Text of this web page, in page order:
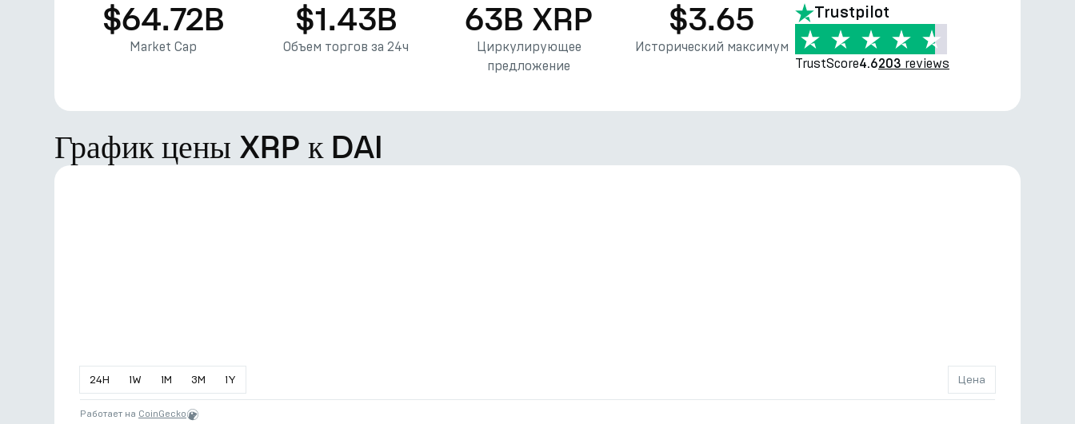
$64.72B
Market Cap
$1.43B
Объем торгов за 24ч
63B XRP
Циркулирующее
предложение
$3.65
Исторический максимум
Trustpilot
TrustScore4.6203 reviews
График цены XRP к DAI
24H 1W 1M 3M 1Y Цена
Работает на CoinGecko